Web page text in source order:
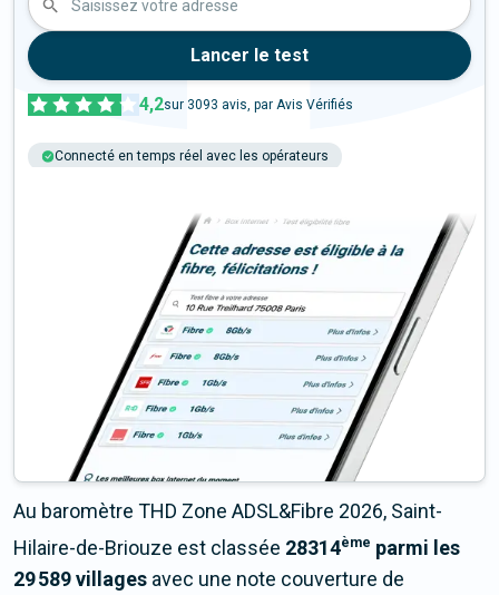
Saisissez votre adresse
Lancer le test
4,2sur 3093 avis, par Avis Vérifiés
Connecté en temps réel avec les opérateurs
Au baromètre THD Zone ADSL&Fibre 2026, Saint-
Hilaire-de-Briouze est classée 28314ème parmi les
29 589 villages avec une note couverture de